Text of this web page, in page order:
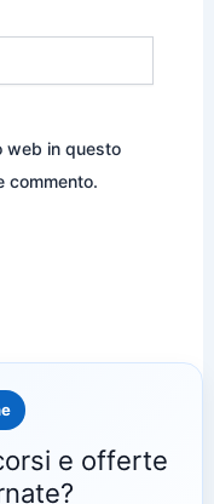
web in questo
commento.
e offerte